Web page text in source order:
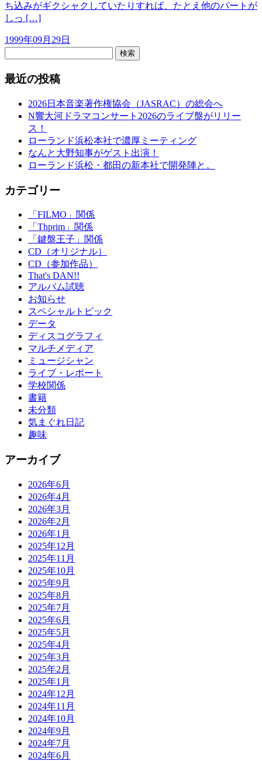
ち込みがギクシャクしていたりすれば、たとえ他のパートが
しっ […]
1999年09月29日
検索
最近の投稿
2026日本音楽著作権協会（JASRAC）の総会へ
N響大河ドラマコンサート2026のライブ盤がリリー
ス！
ローランド浜松本社で濃厚ミーティング
なんと大野知事がゲスト出演！
ローランド浜松・都田の新本社で開発陣と。
カテゴリー
「FILMO」関係
「Thprim」関係
「鍵盤王子」関係
CD（オリジナル）
CD（参加作品）
That's DAN!!
アルバム試聴
お知らせ
スペシャルトピック
データ
ディスコグラフィ
マルチメディア
ミュージシャン
ライブ・レポート
学校関係
書籍
未分類
気まぐれ日記
趣味
アーカイブ
2026年6月
2026年4月
2026年3月
2026年2月
2026年1月
2025年12月
2025年11月
2025年10月
2025年9月
2025年8月
2025年7月
2025年6月
2025年5月
2025年4月
2025年3月
2025年2月
2025年1月
2024年12月
2024年11月
2024年10月
2024年9月
2024年7月
2024年6月